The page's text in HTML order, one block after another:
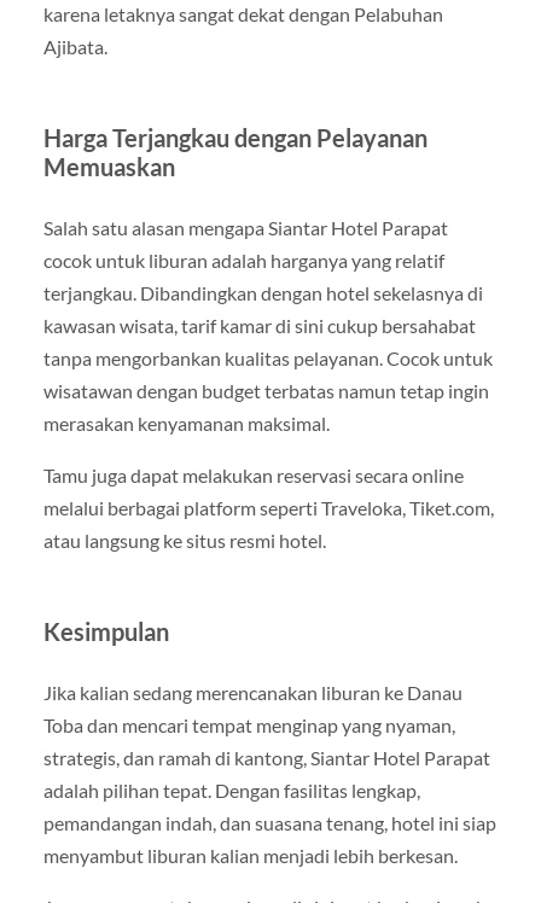
karena letaknya sangat dekat dengan Pelabuhan
Ajibata.
Harga Terjangkau dengan Pelayanan
Memuaskan
Salah satu alasan mengapa Siantar Hotel Parapat
cocok untuk liburan adalah harganya yang relatif
terjangkau. Dibandingkan dengan hotel sekelasnya di
kawasan wisata, tarif kamar di sini cukup bersahabat
tanpa mengorbankan kualitas pelayanan. Cocok untuk
wisatawan dengan budget terbatas namun tetap ingin
merasakan kenyamanan maksimal.
Tamu juga dapat melakukan reservasi secara online
melalui berbagai platform seperti Traveloka, Tiket.com,
atau langsung ke situs resmi hotel.
Kesimpulan
Jika kalian sedang merencanakan liburan ke Danau
Toba dan mencari tempat menginap yang nyaman,
strategis, dan ramah di kantong, Siantar Hotel Parapat
adalah pilihan tepat. Dengan fasilitas lengkap,
pemandangan indah, dan suasana tenang, hotel ini siap
menyambut liburan kalian menjadi lebih berkesan.